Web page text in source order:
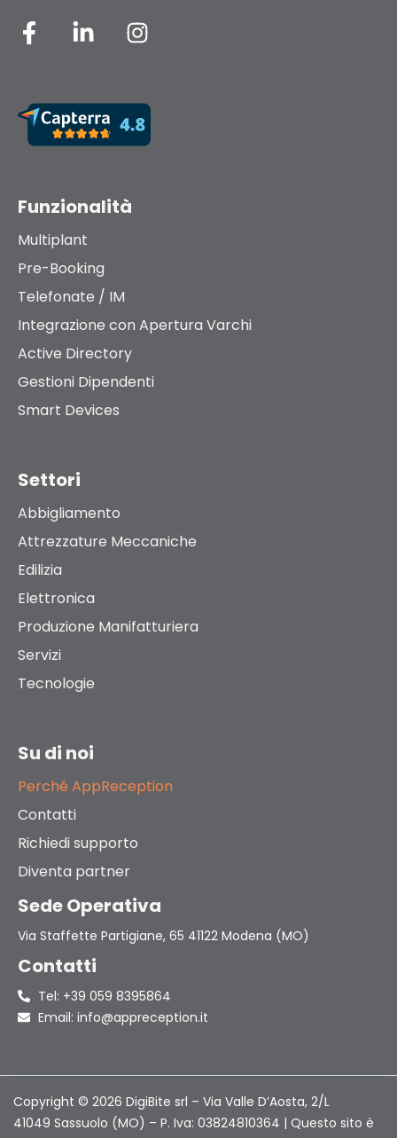
Funzionalità
Multiplant
Pre-Booking
Telefonate / IM
Integrazione con Apertura Varchi
Active Directory
Gestioni Dipendenti
Smart Devices
Settori
Abbigliamento
Attrezzature Meccaniche
Edilizia
Elettronica
Produzione Manifatturiera
Servizi
Tecnologie
Su di noi
Perché AppReception
Contatti
Richiedi supporto
Diventa partner
Sede Operativa
Via Staffette Partigiane, 65 41122 Modena (MO)
Contatti
Tel: +39 059 8395864
Email: info@appreception.it
Copyright © 2026 DigiBite srl – Via Valle D’Aosta, 2/L
41049 Sassuolo (MO) – P. Iva: 03824810364 | Questo sito è